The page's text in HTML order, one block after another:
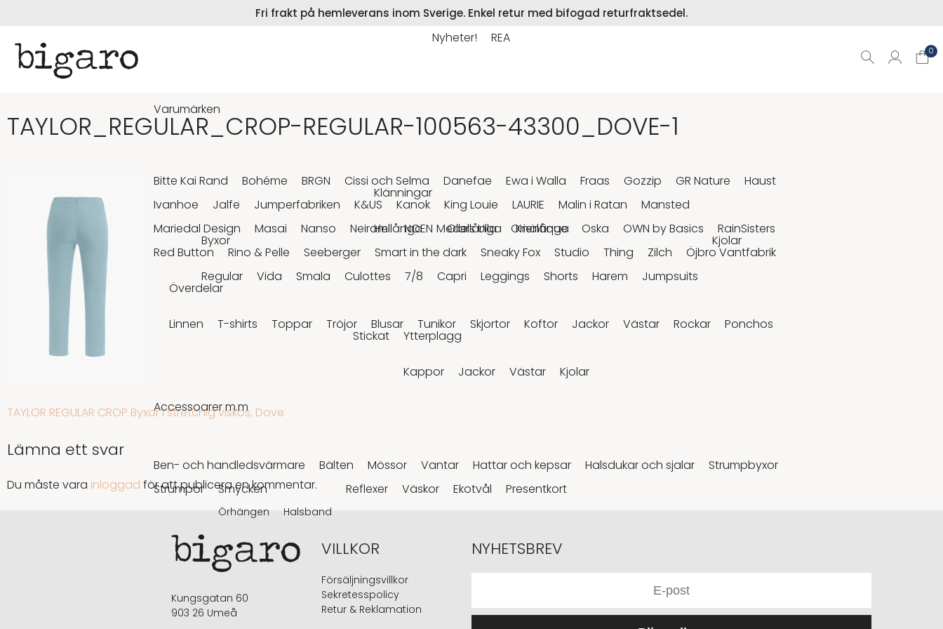
Fri frakt på hemleverans inom Sverige. Enkel retur med bifogad returfraktsedel.
Nyheter! REA
Varumärken
Bitte Kai Rand Bohéme BRGN Cissi och Selma Danefae Ewa i Walla Fraas Gozzip GR Nature
Haust
Ivanhoe
Jalfe Jumperfabriken K&US Kanok King Louie LAURIE Malin i Ratan
Mansted
Mariedal Design
Masai Nanso Neirami NOEN Olars Ulla Orientique Oska OWN by Basics
RainSisters
Red Button
Rino & Pelle Seeberger Smart in the dark Sneaky Fox Studio Thing Zilch Öjbro Vantfabrik
Klänningar
Hellånga Medellånga Knälånga
Byxor
Regular Vida Smala Culottes 7/8 Capri Leggings Shorts Harem Jumpsuits
Kjolar
Överdelar
Linnen T-shirts Toppar Tröjor Blusar Tunikor Skjortor Koftor Jackor Västar Rockar Ponchos
Stickat Ytterplagg
Kappor Jackor Västar Kjolar
Accessoarer m.m
Ben- och handledsvärmare Bälten Mössor Vantar Hattar och kepsar Halsdukar och sjalar
Strumpbyxor
Strumpor
Smycken
Örhängen Halsband
Reflexer Väskor Ekotvål Presentkort
0
TAYLOR_REGULAR_CROP-REGULAR-100563-43300_DOVE-1
INLÄGGSNAVIGERING
TAYLOR REGULAR CROP Byxor i stretchig viskos, Dove
Lämna ett svar
Du måste vara inloggad för att publicera en kommentar.
Kungsgatan 60
903 26 Umeå
VILLKOR
Försäljningsvillkor
Sekretesspolicy
Retur & Reklamation
NYHETSBREV